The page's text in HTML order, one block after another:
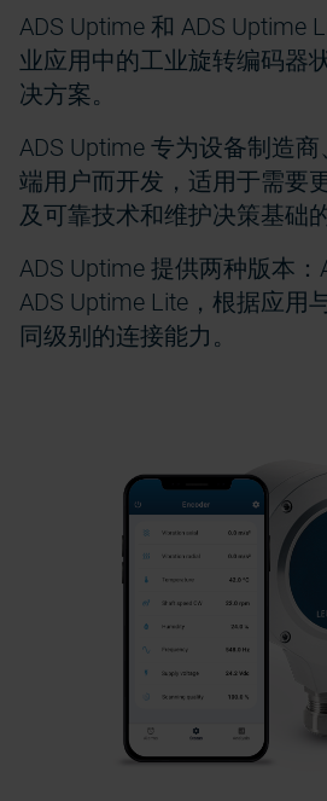
ADS Uptime 和 ADS Uptime
业应用中的工业旋转编码器
决方案。
ADS Uptime 专为设备制造
端用户而开发，适用于需要
及可靠技术和维护决策基础
ADS Uptime 提供两种版本：
ADS Uptime Lite，根据应用
同级别的连接能力。